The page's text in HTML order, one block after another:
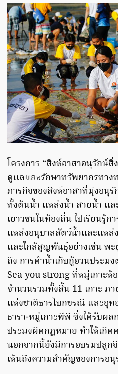
โครงการ “สิงห์อาสาอนุรักษ์
ดูแลและรักษาทรัพยากรทาง
ภารกิจของสิงห์อาสาที่มุ่งอนุ
ทั้งต้นน้ำ แหล่งน้ำ สายน้ำ แล
เยาวชนในท้องถิ่น ไปเรียนรู้
แหล่งอนุบาลสัตว์น้ำและแหล่
และใกล้สูญพันธุ์อย่างเช่น พะ
ถึง การดำน้ำเก็บกู้อวนประม
Sea you strong ที่หมู่เกาะห้
จำนวนรวมทั้งสิ้น 11 เกาะ ภ
แห่งชาติธารโบกขรณี และอุ
ธารา-หมู่เกาะพีพี ซึ่งได้รับผ
ประมงผิดกฎหมาย ทำให้เกิด
นอกจากนี้ยังมีการอบรมปลูก
เห็นถึงความสำคัญของการอนุ